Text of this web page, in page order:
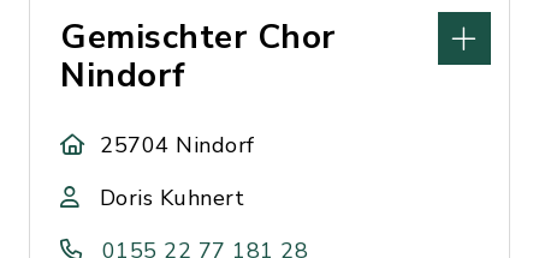
Gemischter Chor
Nindorf
25704 Nindorf
Doris Kuhnert
0155 22 77 181 28